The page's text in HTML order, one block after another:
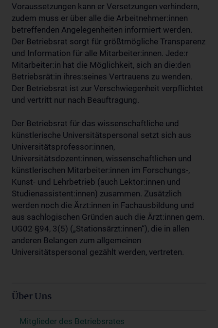
Voraussetzungen kann er Versetzungen verhindern,
zudem muss er über alle die Arbeitnehmer:innen
betreffenden Angelegenheiten informiert werden.
Der Betriebsrat sorgt für größtmögliche Transparenz
und Information für alle Mitarbeiter:innen. Jede:r
Mitarbeiter:in hat die Möglichkeit, sich an die:den
Betriebsrät:in ihres:seines Vertrauens zu wenden.
Der Betriebsrat ist zur Verschwiegenheit verpflichtet
und vertritt nur nach Beauftragung.
Der Betriebsrat für das wissenschaftliche und
künstlerische Universitätspersonal setzt sich aus
Universitätsprofessor:innen,
Universitätsdozent:innen, wissenschaftlichen und
künstlerischen Mitarbeiter:innen im Forschungs-,
Kunst- und Lehrbetrieb (auch Lektor:innen und
Studienassistent:innen) zusammen. Zusätzlich
werden noch die Ärzt:innen in Fachausbildung und
aus sachlogischen Gründen auch die Ärzt:innen gem.
UG02 §94, 3(5) („Stationsärzt:innen“), die in allen
anderen Belangen zum allgemeinen
Universitätspersonal gezählt werden, vertreten.
Über Uns
Mitglieder des Betriebsrates